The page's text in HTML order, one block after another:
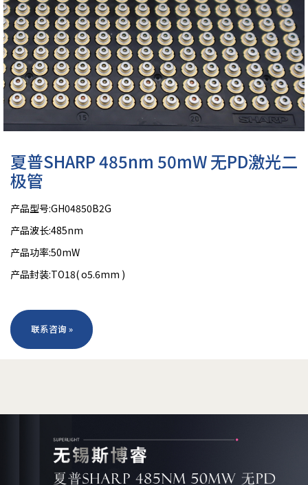
夏普SHARP 485nm 50mW 无PD激光二
极管
产品型号:GH04850B2G
产品波长:485nm
产品功率:50mW
产品封装:TO18( o5.6mm )
联系咨询 »